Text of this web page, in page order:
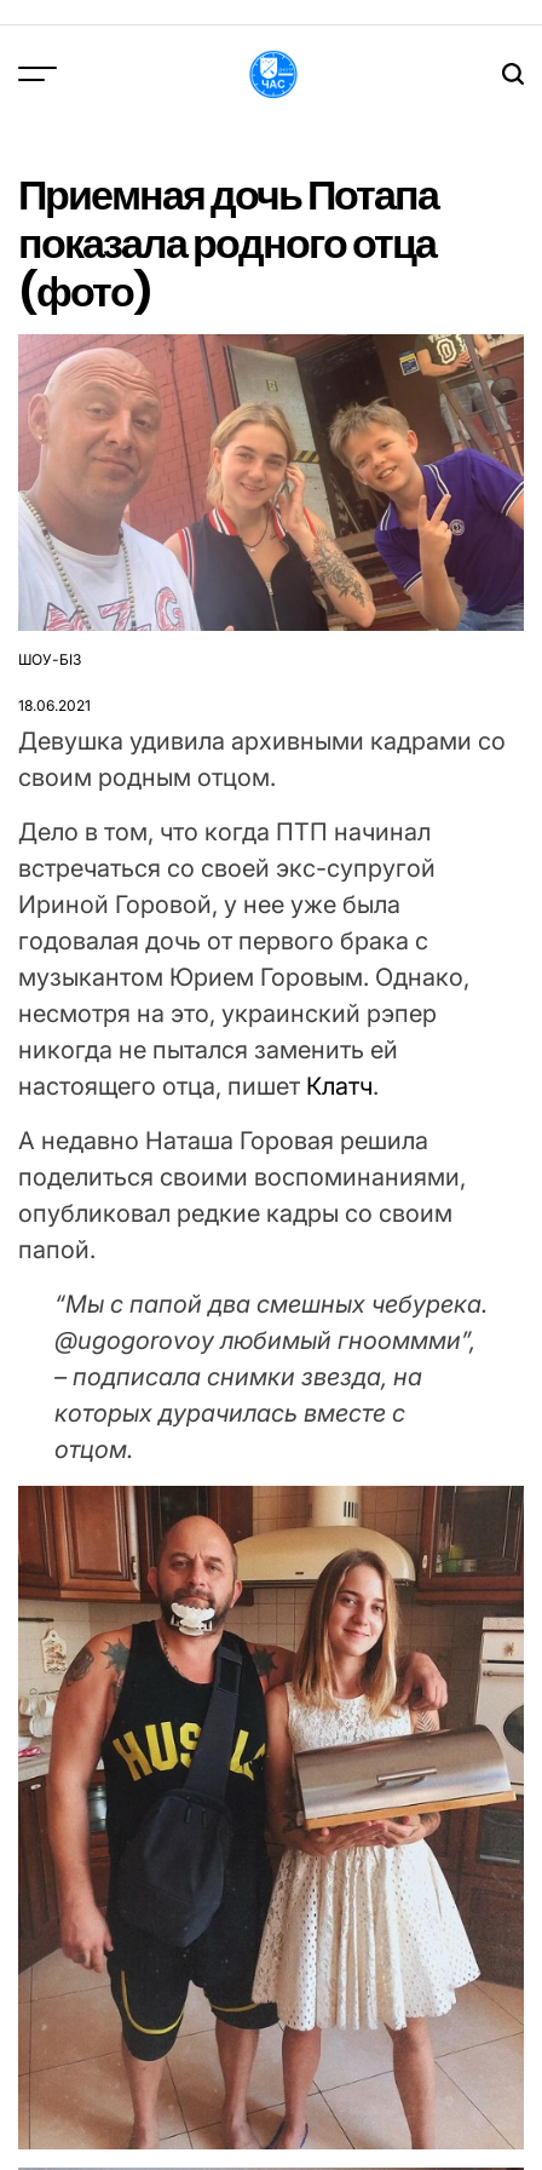
вмісту
Приемная дочь Потапа
показала родного отца
(фото)
ОПУБЛІКУВАТИ
ШОУ-БІЗ
18.06.2021
Девушка удивила архивными кадрами со
своим родным отцом.
Дело в том, что когда ПТП начинал
встречаться со своей экс-супругой
Ириной Горовой, у нее уже была
годовалая дочь от первого брака с
музыкантом Юрием Горовым. Однако,
несмотря на это, украинский рэпер
никогда не пытался заменить ей
настоящего отца, пишет Клатч.
А недавно Наташа Горовая решила
поделиться своими воспоминаниями,
опубликовал редкие кадры со своим
папой.
“Мы с папой два смешных чебурека.
@ugogorovoy любимый гнооммми”,
– подписала снимки звезда, на
которых дурачилась вместе с
отцом.